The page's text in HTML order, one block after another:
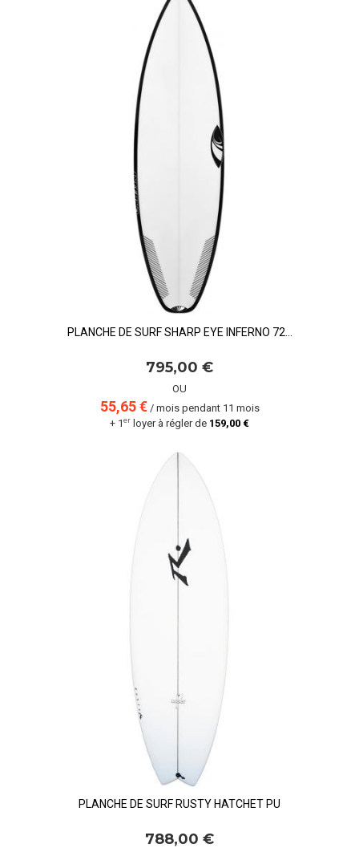
PLANCHE DE SURF SHARP EYE INFERNO 72...
795,00 €
OU
55,65 €/ mois pendant 11 mois
+ 1er loyer à régler de 159,00 €
PLANCHE DE SURF RUSTY HATCHET PU
788,00 €